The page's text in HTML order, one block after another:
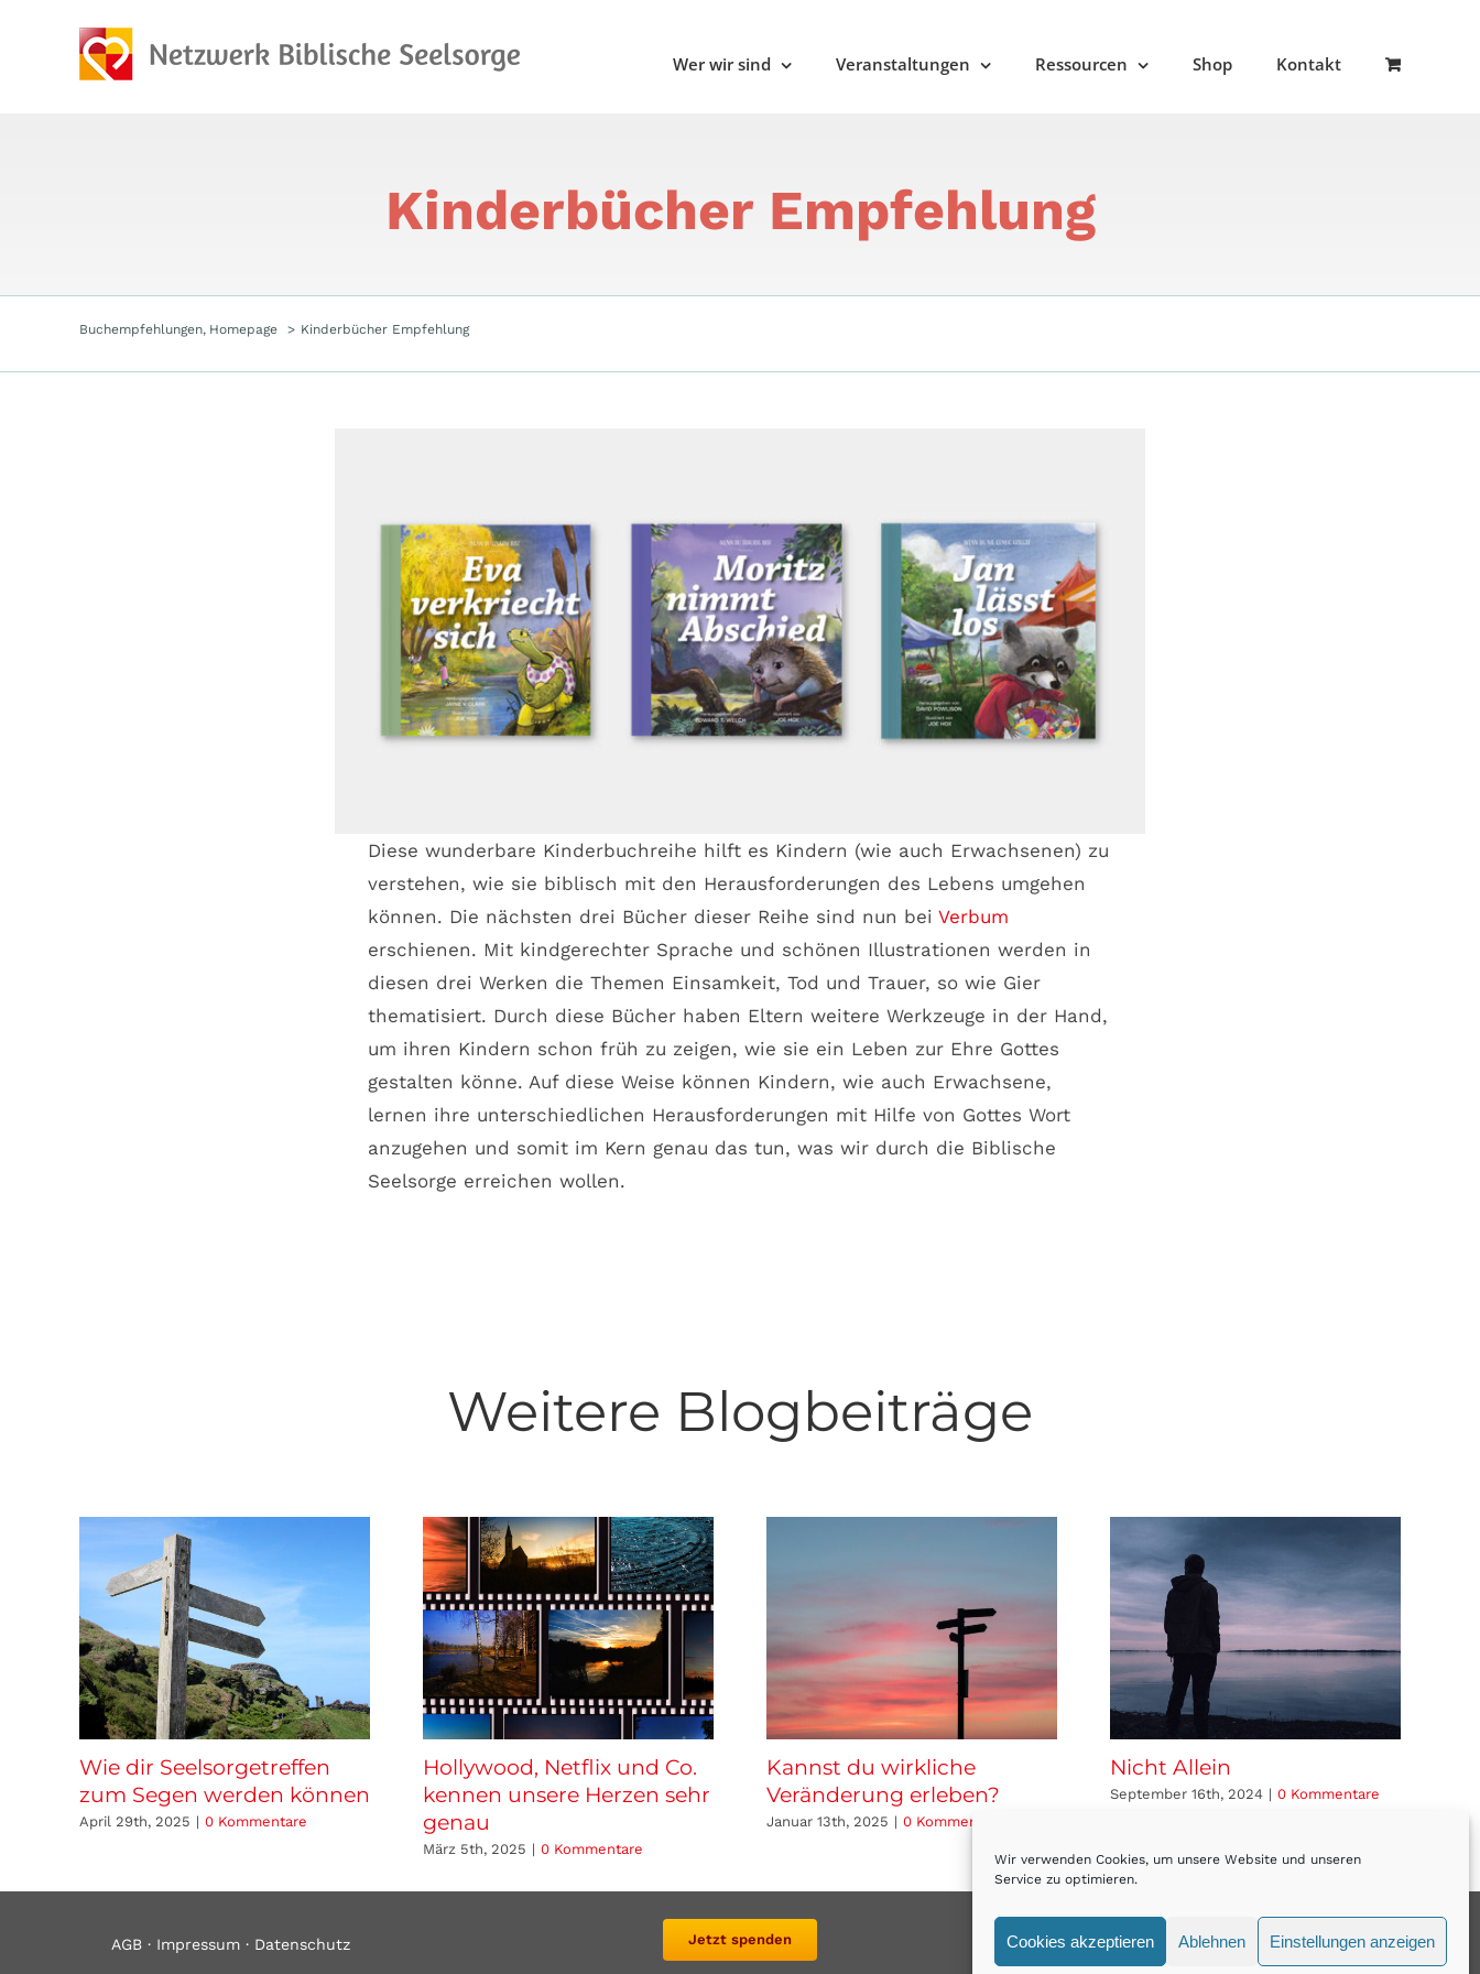
Wir verwenden Cookies, um unsere Website und unseren
Service zu optimieren.
Cookies akzeptieren Ablehnen Einstellungen anzeigen
Wer wir sind Veranstaltungen Ressourcen Shop Kontakt
Kinderbücher Empfehlung
Buchempfehlungen Homepage Kinderbücher Empfehlung
Diese wunderbare Kinderbuchreihe hilft es Kindern (wie auch Erwachsenen) zu
verstehen, wie sie biblisch mit den Herausforderungen des Lebens umgehen
können. Die nächsten drei Bücher dieser Reihe sind nun bei Verbum
erschienen. Mit kindgerechter Sprache und schönen Illustrationen werden in
diesen drei Werken die Themen Einsamkeit, Tod und Trauer, so wie Gier
thematisiert. Durch diese Bücher haben Eltern weitere Werkzeuge in der Hand,
um ihren Kindern schon früh zu zeigen, wie sie ein Leben zur Ehre Gottes
gestalten könne. Auf diese Weise können Kindern, wie auch Erwachsene,
lernen ihre unterschiedlichen Herausforderungen mit Hilfe von Gottes Wort
anzugehen und somit im Kern genau das tun, was wir durch die Biblische
Seelsorge erreichen wollen.
Weitere Blogbeiträge
Wie dir Seelsorgetreffen
zum Segen werden können
April 29th, 2025 | 0 Kommentare
Hollywood, Netflix und Co.
kennen unsere Herzen sehr
genau
März 5th, 2025 | 0 Kommentare
Kannst du wirkliche
Veränderung erleben?
Januar 13th, 2025 | 0 Kommentare
Nicht Allein
September 16th, 2024 | 0 Kommentare
AGB · Impressum · Datenschutz Jetzt spenden